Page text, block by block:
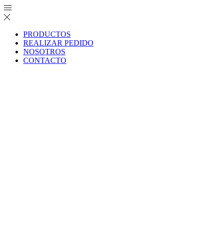
PRODUCTOS
REALIZAR PEDIDO
NOSOTROS
CONTACTO